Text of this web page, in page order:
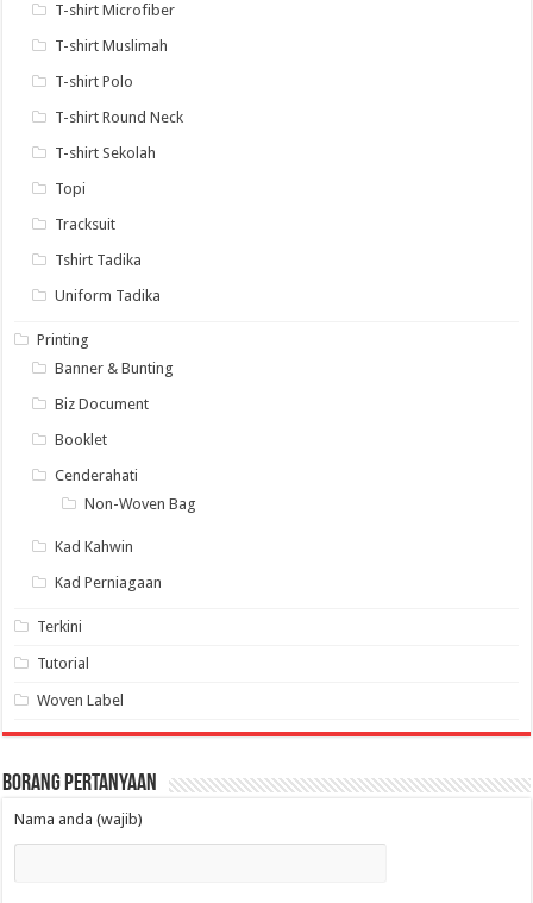
T-shirt Microfiber
T-shirt Muslimah
T-shirt Polo
T-shirt Round Neck
T-shirt Sekolah
Topi
Tracksuit
Tshirt Tadika
Uniform Tadika
Printing
Banner & Bunting
Biz Document
Booklet
Cenderahati
Non-Woven Bag
Kad Kahwin
Kad Perniagaan
Terkini
Tutorial
Woven Label
Borang Pertanyaan
Nama anda (wajib)